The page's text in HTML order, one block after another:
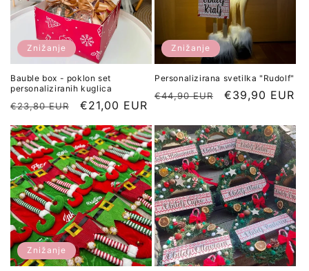
Znižanje
Bauble box - poklon set
personaliziranih kuglica
Redna
cena
€23,80 EUR
Znižana
cena
€21,00 EUR
Znižanje
Personalizirana svetilka "Rudolf"
Redna
€44,90 EUR
Znižana
€39,90 EUR
Znižanje